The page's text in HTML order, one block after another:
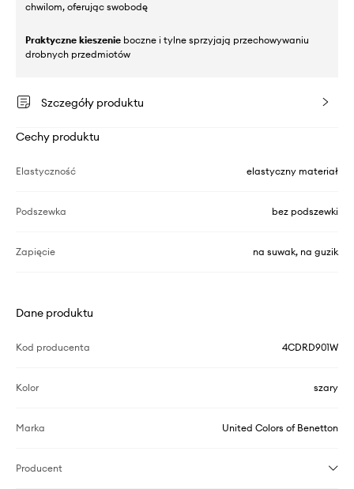
chwilom, oferując swobodę
Praktyczne kieszenie boczne i tylne sprzyjają przechowywaniu
drobnych przedmiotów
Szczegóły produktu
Cechy produktu
Elastyczność elastyczny materiał
Podszewka bez podszewki
Zapięcie na suwak, na guzik
Dane produktu
Kod producenta 4CDRD901W
Kolor szary
Marka United Colors of Benetton
Producent